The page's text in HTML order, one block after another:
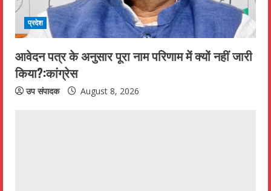
प्रदेश
आवेदन पत्र के अनुसार पूरा नाम परिणाम में क्यों नहीं जारी
किया?:कांग्रेस
उप संपादक August 8, 2026